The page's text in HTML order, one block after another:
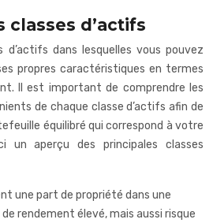
d’actifs
d’actifs dans lesquelles vous pouvez
propres caractéristiques en termes
Il est important de comprendre les
de chaque classe d’actifs afin de
équilibré qui correspond à votre
un aperçu des principales classes
une part de propriété dans une
rendement élevé, mais aussi risque